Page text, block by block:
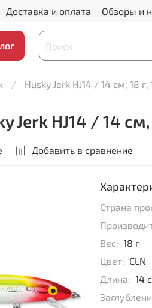
Доставка и оплата Обзоры и
Husky Jerk HJ14 / 14 см, 18
Jerk HJ14 / 14 см,
Добавить в сравнение
Страна
Вес: 18 г
Цвет: CLN
Длина: 14